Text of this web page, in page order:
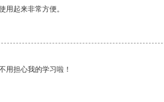
用起来非常方便。
用担心我的学习啦！